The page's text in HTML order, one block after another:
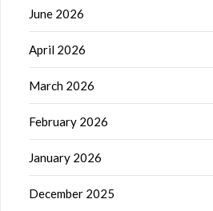
June 2026
April 2026
March 2026
February 2026
January 2026
December 2025